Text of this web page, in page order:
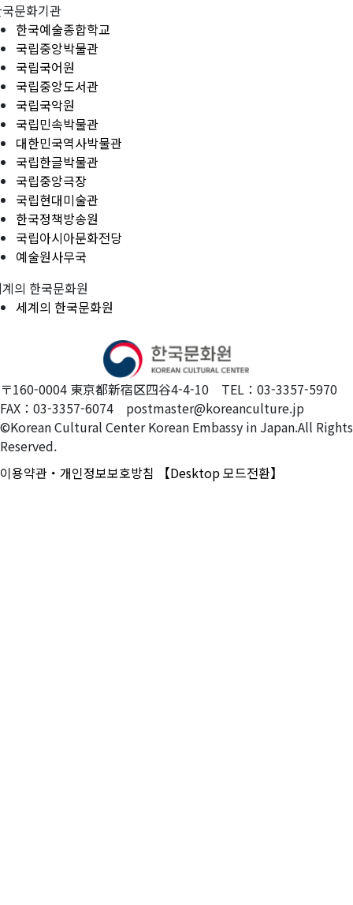
문화기관
한국예술종합학교
국립중앙박물관
국립국어원
국립중앙도서관
국립국악원
국립민속박물관
대한민국역사박물관
국립한글박물관
국립중앙극장
국립현대미술관
한국정책방송원
국립아시아문화전당
예술원사무국
의 한국문화원
세계의 한국문화원
〒160-0004 東京都新宿区四谷4-4-10 TEL：03-3357-5970
FAX：03-3357-6074 postmaster@koreanculture.jp
©Korean Cultural Center Korean Embassy in Japan.All Rights
Reserved.
이용약관・개인정보보호방침
【Desktop 모드전환】